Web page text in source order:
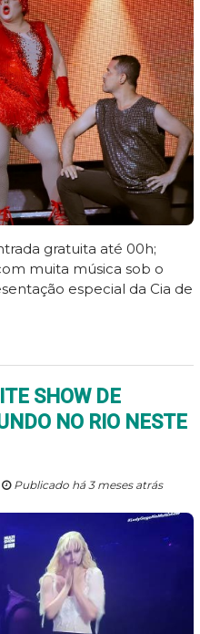
gratuita até 00h;
muita música sob o
especial da Cia de
SHOW DE
NO RIO NESTE
Publicado há 3 meses atrás